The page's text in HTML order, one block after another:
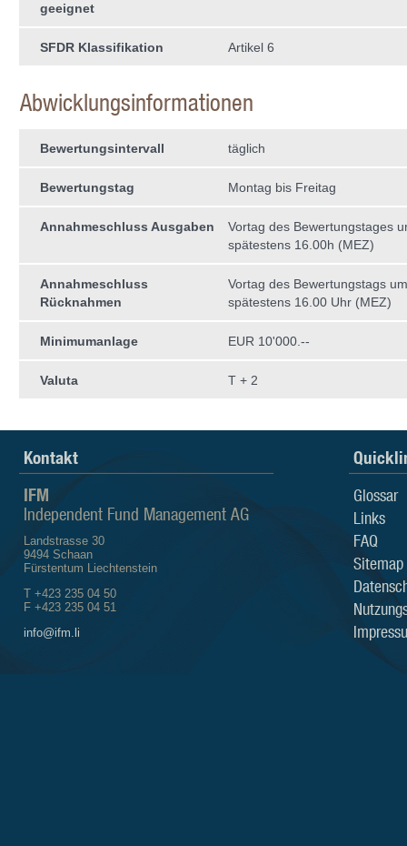
geeignet
SFDR Klassifikation Artikel 6
Abwicklungsinformationen
Bewertungsintervall täglich
Bewertungstag Montag bis Freitag
Annahmeschluss Ausgaben
Vortag des Bewertungstages
spätestens 16.00h (MEZ)
Annahmeschluss
Rücknahmen
Vortag des Bewertungstags um
spätestens 16.00 Uhr (MEZ)
Minimumanlage EUR 10'000.--
Valuta T + 2
Kontakt
IFM
Independent Fund Management AG
Landstrasse 30
9494 Schaan
Fürstentum Liechtenstein
T +423 235 04 50
F +423 235 04 51
info@ifm.li
Glossar
Links
FAQ
Sitemap